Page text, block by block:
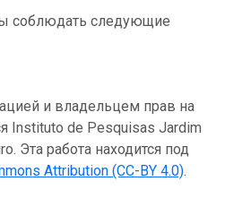
соблюдать следующие
и владельцем прав на
Instituto de Pesquisas Jardim
Эта работа находится под
Attribution (CC-BY 4.0).